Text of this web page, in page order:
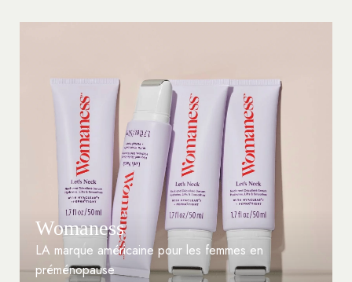
Womaness
LA marque américaine pour les femmes en
préménopause